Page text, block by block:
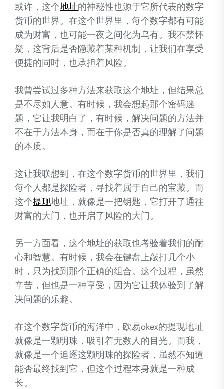
或许，这个地址的神秘性也源于它所代表的数字
货币的世界。在这个世界里，每个数字都有可能
成为财富，也可能一夜之间化为乌有。我不禁怀
疑，这背后是否隐藏着某种机制，让我们在享受
便捷的同时，也承担着风险。
我曾尝试过多种方法来获取这个地址，但结果总
是不尽如人意。有时候，我会想起那个密码迷
题，它让我明白了，有时候，解决问题的方法并
不在于方法本身，而在于你是否真的理解了问题
的本质。
这让我联想到，在这个数字货币的世界里，我们
每个人都是探险者，寻找着属于自己的宝藏。而
这个提现地址，就像是一把钥匙，它打开了通往
财富的大门，也开启了风险的大门。
另一方面看，这个地址的获取也考验着我们的耐
心和智慧。有时候，我会在键盘上敲打几个小
时，只为找到那个正确的组合。这个过程，虽然
辛苦，但也是一种享受，因为它让我体验到了解
决问题的乐趣。
在这个数字货币的海洋中，欧易okex的提现地址
就像是一颗明珠，吸引着无数人的目光。而我，
就像是一个追逐这颗明珠的探险者，虽然不知道
能否最终找到它，但这个过程本身就是一种成
长。